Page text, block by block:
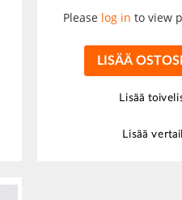
Please log in to view
LISÄÄ
Lisää
Lisää